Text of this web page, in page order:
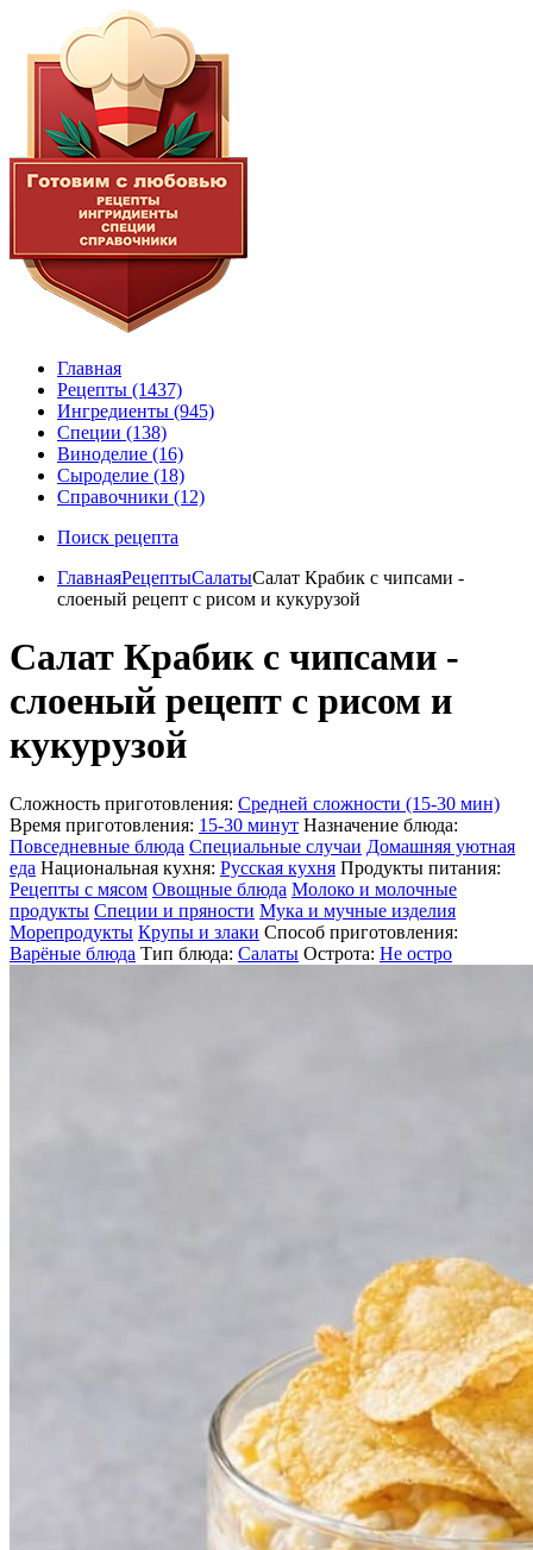
Главная
Рецепты (1437)
Ингредиенты (945)
Специи (138)
Виноделие (16)
Сыроделие (18)
Справочники (12)
Поиск рецепта
ГлавнаяРецептыСалатыСалат Крабик с чипсами -
слоеный рецепт с рисом и кукурузой
Салат Крабик с чипсами -
слоеный рецепт с рисом и
кукурузой
Сложность приготовления: Средней сложности (15-30 мин)
Время приготовления: 15-30 минут Назначение блюда:
Повседневные блюда Специальные случаи Домашняя уютная
еда Национальная кухня: Русская кухня Продукты питания:
Рецепты с мясом Овощные блюда Молоко и молочные
продукты Специи и пряности Мука и мучные изделия
Морепродукты Крупы и злаки Способ приготовления:
Варёные блюда Тип блюда: Салаты Острота: Не остро